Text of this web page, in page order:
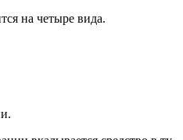
на четыре вида.